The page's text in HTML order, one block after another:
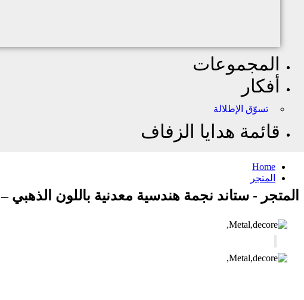
المجموعات
أفكار
تسوّق الإطلالة
قائمة هدايا الزفاف
Home
المتجر
المتجر - ستاند نجمة هندسية معدنية باللون الذهبي – 20 سم